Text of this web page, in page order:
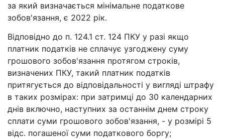
за який визначається мінімальне податкове
зобов'язання, є 2022 рік.
Відповідно до п. 124.1 ст. 124 ПКУ у разі якщо
платник податків не сплачує узгоджену суму
грошового зобов'язання протягом строків,
визначених ПКУ, такий платник податків
притягується до відповідальності у вигляді штрафу
в таких розмірах: при затримці до 30 календарних
днів включно, наступних за останнім днем строку
сплати суми грошового зобов'язання, - у розмірі 5
відс. погашеної суми податкового боргу;